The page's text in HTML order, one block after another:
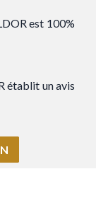
est 100%
établit un avis